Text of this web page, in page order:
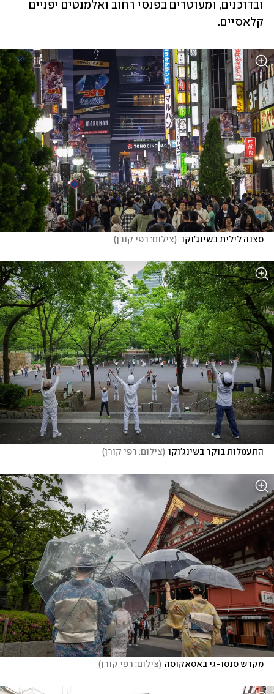
קלאסיים.
סצנה לילית בשינג'וקו (צילום: רפי קורן)
התעמלות בוקר בשינג'וקו (צילום: רפי קורן)
מקדש סנסו-גי באסאקוסה (צילום: רפי קורן)